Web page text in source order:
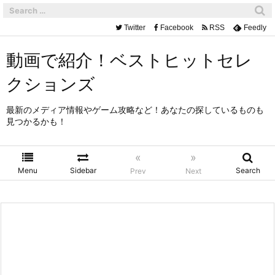
動画で紹介！ベストヒットセレ
クションズ
最新のメディア情報やゲーム攻略など！あなたの探しているものも
見つかるかも！
Menu Sidebar
«
Prev
»
Next Search
Twitter Facebook RSS Feedly